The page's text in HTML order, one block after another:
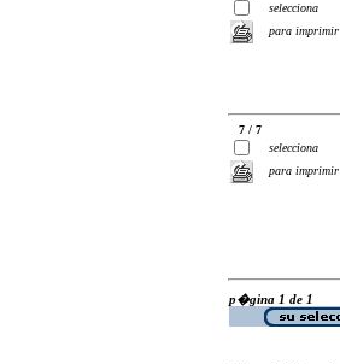
selecciona
para imprimir
7 / 7
selecciona
para imprimir
p�gina 1 de 1